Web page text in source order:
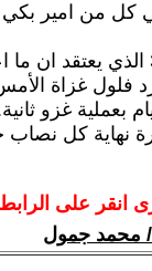
كل من امير بكي
كل ما هنالك هو امر هذا المغسول الدماغ
فلول غزاة
بعملية غزو
نهاية كل نصاب
انقر على الرابط
/ محمد جمول